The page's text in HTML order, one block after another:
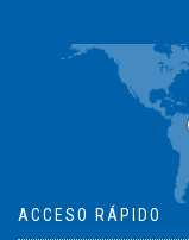
ACCESO RÁPIDO